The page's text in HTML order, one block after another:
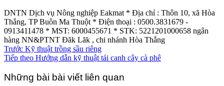
DNTN Dịch vụ Nông nghiệp Eakmat * Địa chỉ : Thôn 10, xã Hòa
Thắng, TP Buôn Ma Thuột * Điện thoại : 0500.3831679 -
0913411478 * MST: 6000455671 * STK: 5221201000658 ngân
hàng NN&PTNT Đăk Lăk , chi nhánh Hòa Thắng
Trước Kỹ thuật trồng sầu riêng
Tiếp theo Hướng dẫn kỹ thuật tái canh cây cà phê
Những bài bài viết liên quan